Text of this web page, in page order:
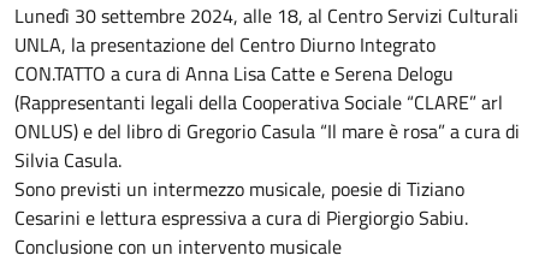
Lunedì 30 settembre 2024, alle 18, al Centro Servizi Culturali
UNLA, la presentazione del Centro Diurno Integrato
CON.TATTO a cura di Anna Lisa Catte e Serena Delogu
(Rappresentanti legali della Cooperativa Sociale “CLARE” arl
ONLUS) e del libro di Gregorio Casula “Il mare è rosa” a cura di
Silvia Casula.
Sono previsti un intermezzo musicale, poesie di Tiziano
Cesarini e lettura espressiva a cura di Piergiorgio Sabiu.
Conclusione con un intervento musicale